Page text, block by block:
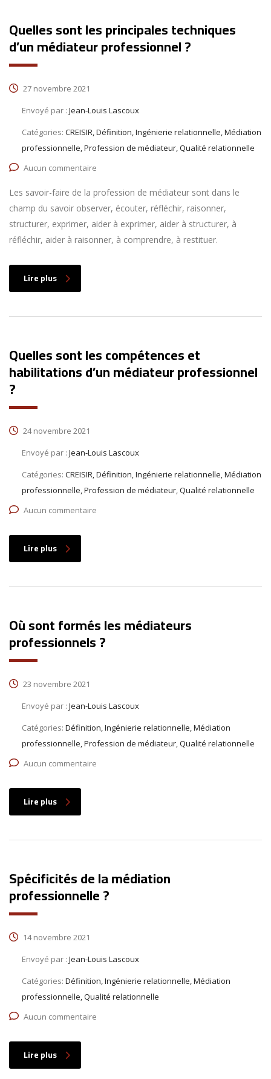
Quelles sont les principales techniques
d’un médiateur professionnel ?
27 novembre 2021
Envoyé par : Jean-Louis Lascoux
Catégories: CREISIR, Définition, Ingénierie relationnelle, Médiation
professionnelle, Profession de médiateur, Qualité relationnelle
Aucun commentaire
Les savoir-faire de la profession de médiateur sont dans le
champ du savoir observer, écouter, réfléchir, raisonner,
structurer, exprimer, aider à exprimer, aider à structurer, à
réfléchir, aider à raisonner, à comprendre, à restituer.
Lire plus
Quelles sont les compétences et
habilitations d’un médiateur professionnel
?
24 novembre 2021
Envoyé par : Jean-Louis Lascoux
Catégories: CREISIR, Définition, Ingénierie relationnelle, Médiation
professionnelle, Profession de médiateur, Qualité relationnelle
Aucun commentaire
Lire plus
Où sont formés les médiateurs
professionnels ?
23 novembre 2021
Envoyé par : Jean-Louis Lascoux
Catégories: Définition, Ingénierie relationnelle, Médiation
professionnelle, Profession de médiateur, Qualité relationnelle
Aucun commentaire
Lire plus
Spécificités de la médiation
professionnelle ?
14 novembre 2021
Envoyé par : Jean-Louis Lascoux
Catégories: Définition, Ingénierie relationnelle, Médiation
professionnelle, Qualité relationnelle
Aucun commentaire
Lire plus